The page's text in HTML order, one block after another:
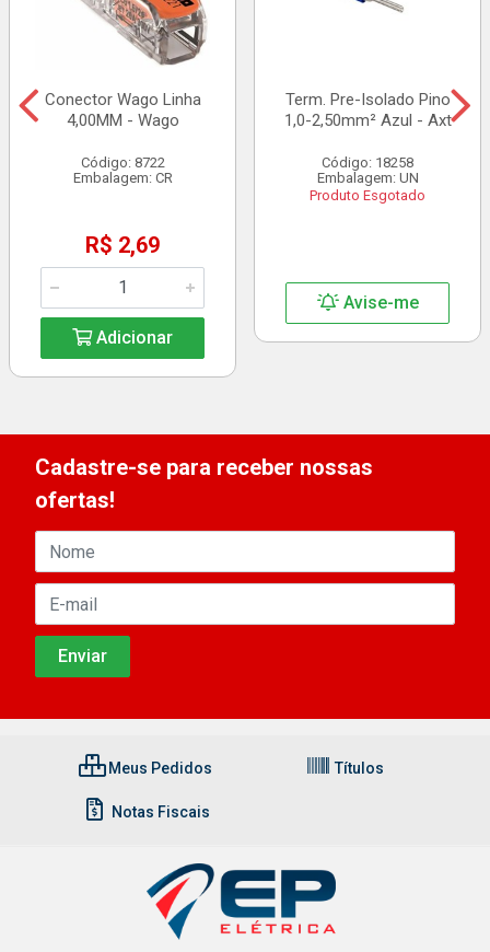
Conector Wago Linha
4,00MM - Wago
Código: 8722
Embalagem: CR
R$ 2,69
Adicionar
Term. Pre-Isolado Pino
1,0-2,50mm² Azul - Axt
Código: 18258
Embalagem: UN
Produto Esgotado
Avise-me
Cadastre-se para receber nossas
ofertas!
Meus Pedidos Títulos
Notas Fiscais